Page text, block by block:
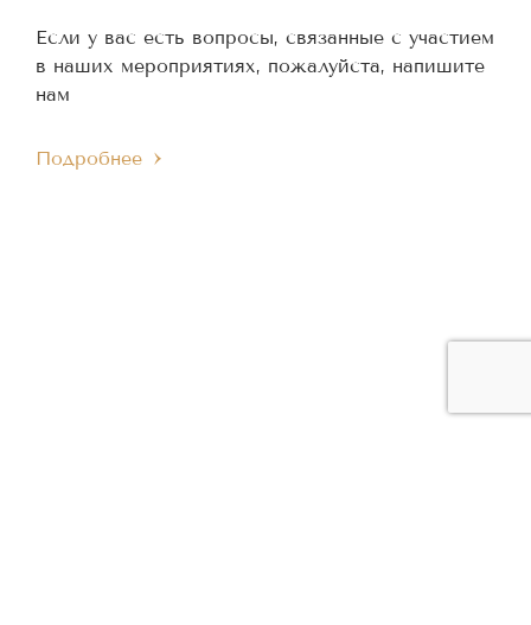
Если у вас есть вопросы, связанные с участием
в наших мероприятиях, пожалуйста, напишите
нам
Подробнее